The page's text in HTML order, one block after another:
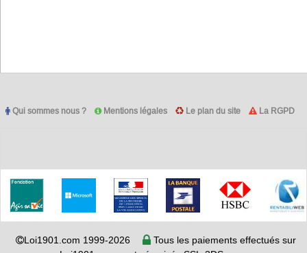
Qui sommes nous ? Mentions légales Le plan du site La RGPD
Loi1901.com 1999-2026
Tous les paiements effectués sur